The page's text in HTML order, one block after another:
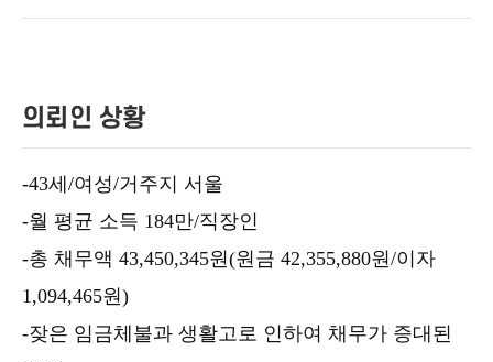
의뢰인 상황
-43세/여성/거주지 서울
-월 평균 소득 184만/직장인
-총 채무액 43,450,345원(원금 42,355,880원/이자
1,094,465원)
-잦은 임금체불과 생활고로 인하여 채무가 증대된